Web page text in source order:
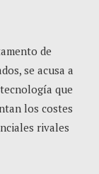
de
se acusa a
que
los costes
rivales